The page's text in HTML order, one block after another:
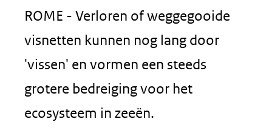
ROME - Verloren of weggegooide
visnetten kunnen nog lang door
'vissen' en vormen een steeds
grotere bedreiging voor het
ecosysteem in zeeën.